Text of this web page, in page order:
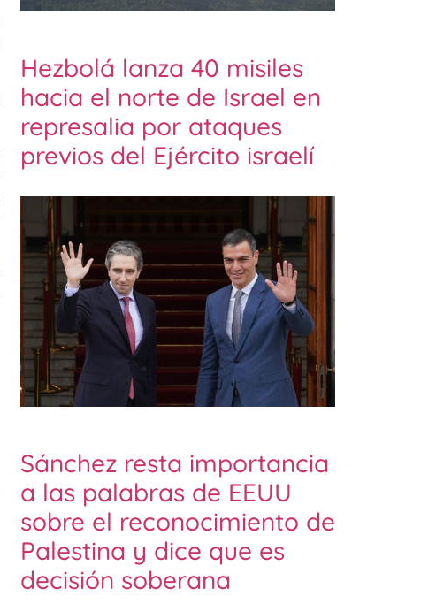
Hezbolá lanza 40 misiles
hacia el norte de Israel en
represalia por ataques
previos del Ejército israelí
Sánchez resta importancia
a las palabras de EEUU
sobre el reconocimiento de
Palestina y dice que es
decisión soberana